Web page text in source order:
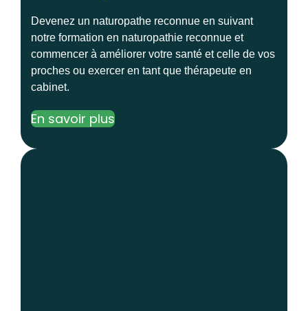
Devenez un naturopathe reconnue en suivant
notre formation en naturopathie reconnue et
commencer à améliorer votre santé et celle de vos
proches ou exercer en tant que thérapeute en
cabinet.
En savoir plus